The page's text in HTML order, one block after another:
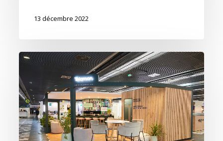
13 décembre 2022
Telamon
2022